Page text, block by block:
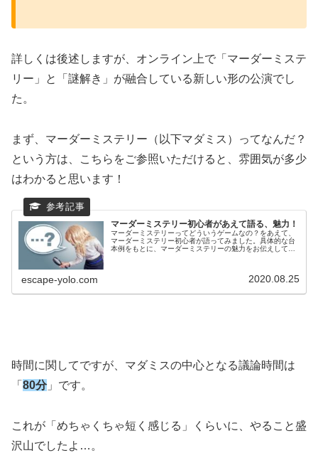
詳しくは後述しますが、オンライン上で「マーダーミステ
リー」と「謎解き」が融合している新しい形の公演でし
た。
まず、マーダーミステリー（以下マダミス）ってなんだ？
という方は、こちらをご参照いただけると、雰囲気が多少
はわかると思います！
マーダーミステリー初心者があえて語る、魅力！
マーダーミステリーってどういうゲームなの？をあえて、
マーダーミステリー初心者が語ってみました。具体的な台
本例をもとに、マーダーミステリーの魅力をお伝えしてお
escape-yolo.com 2020.08.25
時間に関してですが、マダミスの中心となる議論時間は
「 80分」です。
これが「めちゃくちゃ短く感じる」くらいに、やること盛
沢山でしたよ…。